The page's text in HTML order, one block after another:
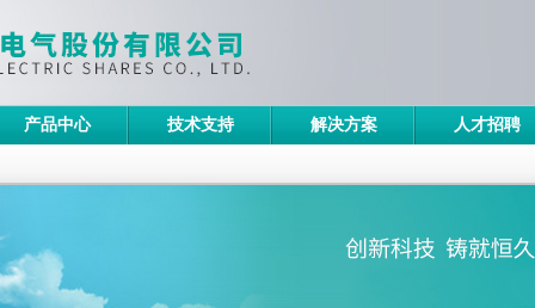
产品中心 技术支持 解决方案 人才招聘